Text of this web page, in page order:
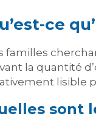
ce
familles
la quantité
lisible
sont